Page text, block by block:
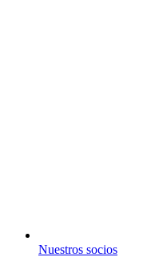
Nuestros socios